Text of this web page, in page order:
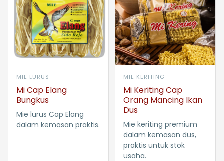
MIE LURUS
Mi Cap Elang
Bungkus
Mie lurus Cap Elang
dalam kemasan praktis.
MIE KERITING
Mi Keriting Cap
Orang Mancing Ikan
Dus
Mie keriting premium
dalam kemasan dus,
praktis untuk stok
usaha.